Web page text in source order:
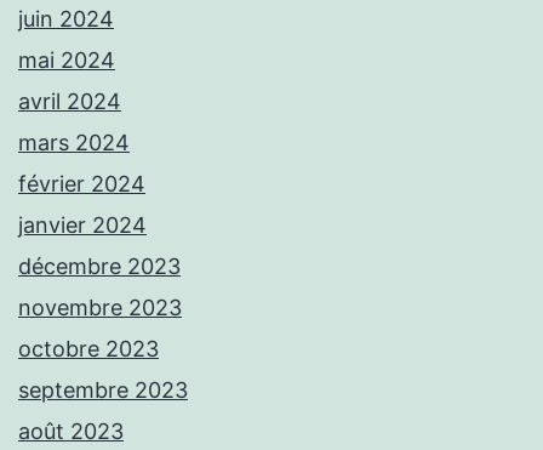
juin 2024
mai 2024
avril 2024
mars 2024
février 2024
janvier 2024
décembre 2023
novembre 2023
octobre 2023
septembre 2023
août 2023